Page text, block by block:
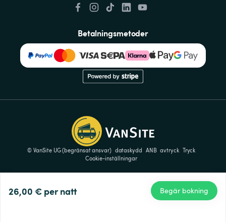
26,00 € per natt Begär bokning
Betalningsmetoder
© VanSite UG (begränsat ansvar) dataskydd ANB avtryck Tryck
Cookie-inställningar